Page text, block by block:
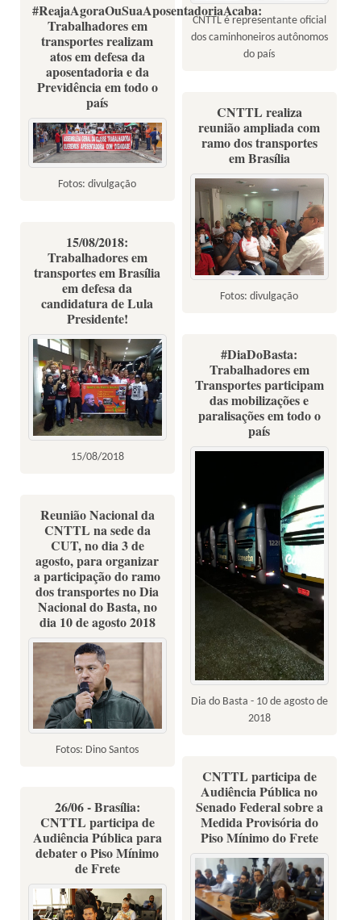
CNTTL é representante oficial
dos caminhoneiros autônomos
do país
#ReajaAgoraOuSuaAposentadoriaAcaba:
Trabalhadores em
transportes realizam
atos em defesa da
aposentadoria e da
Previdência em todo o
país
Fotos: divulgação
CNTTL realiza
reunião ampliada com
ramo dos transportes
em Brasília
Fotos: divulgação
15/08/2018:
Trabalhadores em
transportes em Brasília
em defesa da
candidatura de Lula
Presidente!
15/08/2018
#DiaDoBasta:
Trabalhadores em
Transportes participam
das mobilizações e
paralisações em todo o
país
Dia do Basta - 10 de agosto de
2018
Reunião Nacional da
CNTTL na sede da
CUT, no dia 3 de
agosto, para organizar
a participação do ramo
dos transportes no Dia
Nacional do Basta, no
dia 10 de agosto 2018
Fotos: Dino Santos
CNTTL participa de
Audiência Pública no
Senado Federal sobre a
Medida Provisória do
Piso Mínimo do Frete
26/06 - Brasília:
CNTTL participa de
Audiência Pública para
debater o Piso Mínimo
de Frete